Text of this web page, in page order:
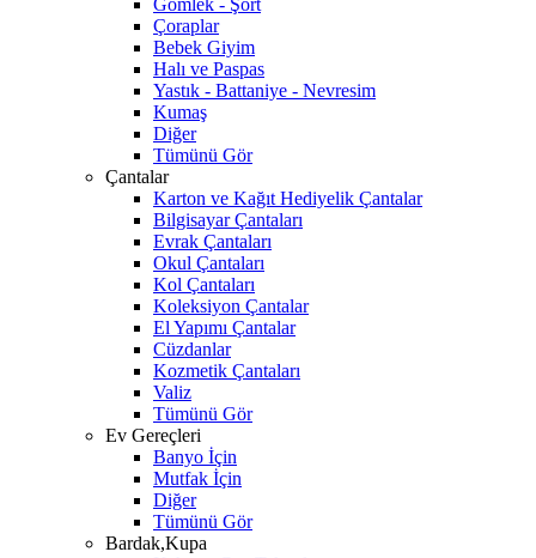
Gömlek - Şort
Çoraplar
Bebek Giyim
Halı ve Paspas
Yastık - Battaniye - Nevresim
Kumaş
Diğer
Tümünü Gör
Çantalar
Karton ve Kağıt Hediyelik Çantalar
Bilgisayar Çantaları
Evrak Çantaları
Okul Çantaları
Kol Çantaları
Koleksiyon Çantalar
El Yapımı Çantalar
Cüzdanlar
Kozmetik Çantaları
Valiz
Tümünü Gör
Ev Gereçleri
Banyo İçin
Mutfak İçin
Diğer
Tümünü Gör
Bardak,Kupa